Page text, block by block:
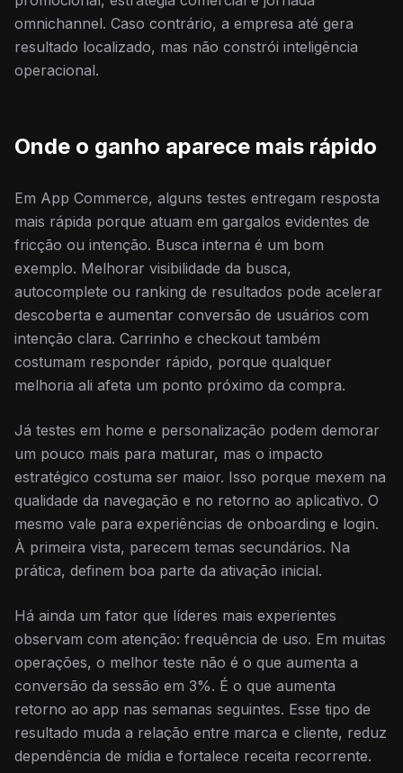
omnichannel. Caso contrário, a empresa até gera
resultado localizado, mas não constrói inteligência
operacional.
Onde o ganho aparece mais rápido
Em App Commerce, alguns testes entregam resposta
mais rápida porque atuam em gargalos evidentes de
fricção ou intenção. Busca interna é um bom
exemplo. Melhorar visibilidade da busca,
autocomplete ou ranking de resultados pode acelerar
descoberta e aumentar conversão de usuários com
intenção clara. Carrinho e checkout também
costumam responder rápido, porque qualquer
melhoria ali afeta um ponto próximo da compra.
Já testes em home e personalização podem demorar
um pouco mais para maturar, mas o impacto
estratégico costuma ser maior. Isso porque mexem na
qualidade da navegação e no retorno ao aplicativo. O
mesmo vale para experiências de onboarding e login.
À primeira vista, parecem temas secundários. Na
prática, definem boa parte da ativação inicial.
Há ainda um fator que líderes mais experientes
observam com atenção: frequência de uso. Em muitas
operações, o melhor teste não é o que aumenta a
conversão da sessão em 3%. É o que aumenta
retorno ao app nas semanas seguintes. Esse tipo de
resultado muda a relação entre marca e cliente, reduz
dependência de mídia e fortalece receita recorrente.